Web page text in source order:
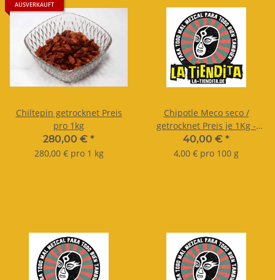
AUSVERKAUFT
Chiltepin getrocknet Preis
pro 1kg
280,00 € *
280,00 € pro 1 kg
Chipotle Meco seco /
getrocknet Preis je 1Kg -
lose nach Gewicht.
40,00 € *
4,00 € pro 100 g